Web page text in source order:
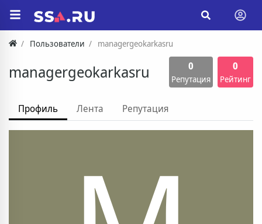
Пользователи managergeokarkasru
managergeokarkasru 0
Репутация
0
Рейтинг
Профиль Лента Репутация